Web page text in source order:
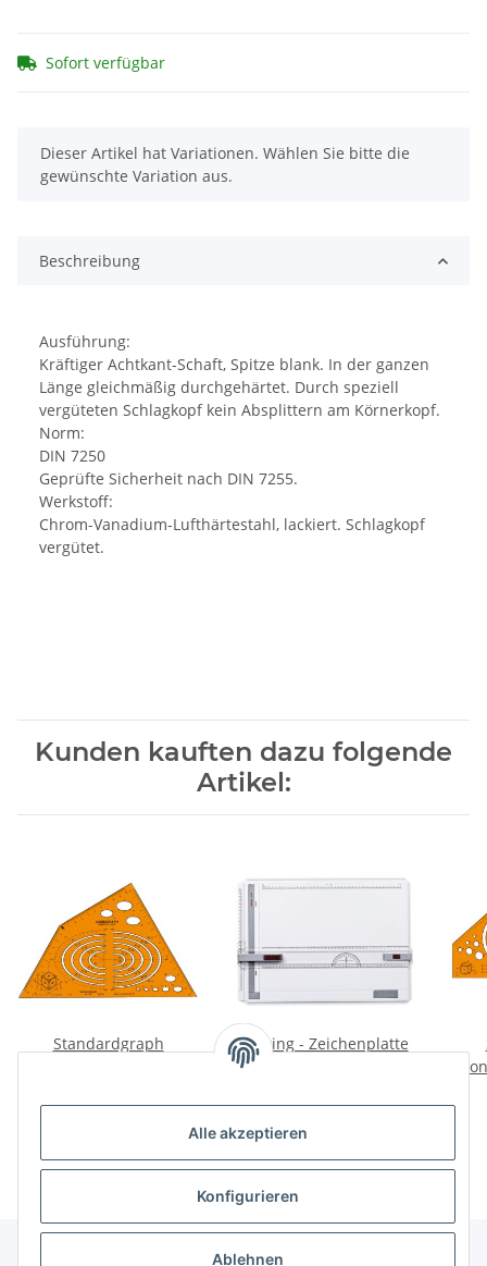
Alle akzeptieren
Konfigurieren
Ablehnen
Sofort verfügbar
x
Dieser Artikel hat Variationen. Wählen Sie bitte die
gewünschte Variation aus.
Beschreibung
Ausführung:
Kräftiger Achtkant-Schaft, Spitze blank. In der ganzen
Länge gleichmäßig durchgehärtet. Durch speziell
vergüteten Schlagkopf kein Absplittern am Körnerkopf.
Norm:
DIN 7250
Geprüfte Sicherheit nach DIN 7255.
Werkstoff:
Chrom-Vanadium-Lufthärtestahl, lackiert. Schlagkopf
vergütet.
Kunden kauften dazu folgende
Artikel:
Standardgraph
Rotring - Zeichenplatte